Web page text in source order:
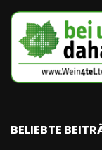
BELIEBTE